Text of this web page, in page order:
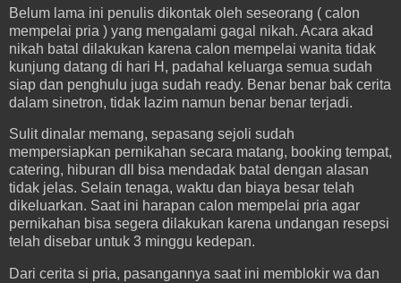
Belum lama ini penulis dikontak oleh seseorang ( calon
mempelai pria ) yang mengalami gagal nikah. Acara akad
nikah batal dilakukan karena calon mempelai wanita tidak
kunjung datang di hari H, padahal keluarga semua sudah
siap dan penghulu juga sudah ready. Benar benar bak cerita
dalam sinetron, tidak lazim namun benar benar terjadi.
Sulit dinalar memang, sepasang sejoli sudah
mempersiapkan pernikahan secara matang, booking tempat,
catering, hiburan dll bisa mendadak batal dengan alasan
tidak jelas. Selain tenaga, waktu dan biaya besar telah
dikeluarkan. Saat ini harapan calon mempelai pria agar
pernikahan bisa segera dilakukan karena undangan resepsi
telah disebar untuk 3 minggu kedepan.
Dari cerita si pria, pasangannya saat ini memblokir wa dan